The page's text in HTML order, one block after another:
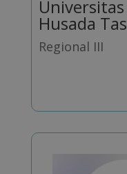
Husada
Regional III